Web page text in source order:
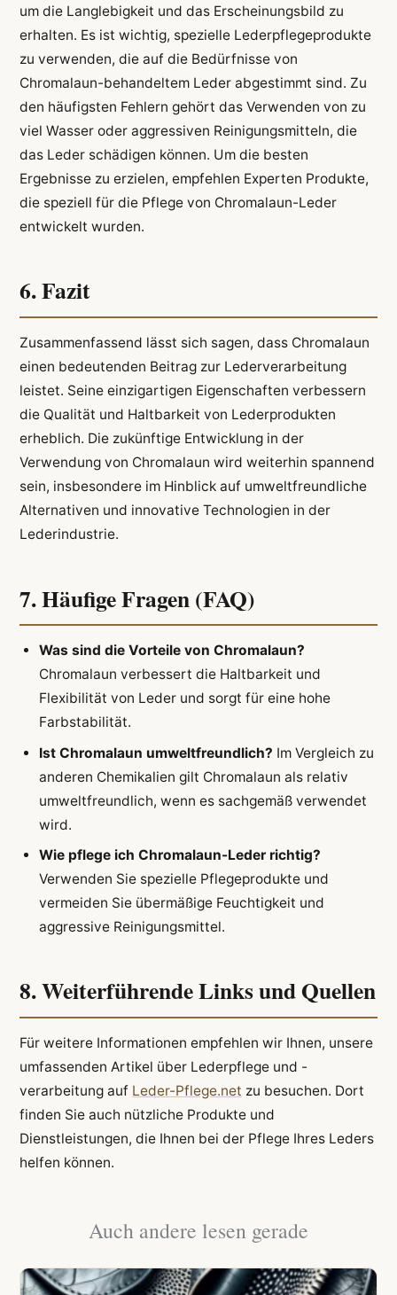
um die Langlebigkeit und das Erscheinungsbild zu
erhalten. Es ist wichtig, spezielle Lederpflegeprodukte
zu verwenden, die auf die Bedürfnisse von
Chromalaun-behandeltem Leder abgestimmt sind. Zu
den häufigsten Fehlern gehört das Verwenden von zu
viel Wasser oder aggressiven Reinigungsmitteln, die
das Leder schädigen können. Um die besten
Ergebnisse zu erzielen, empfehlen Experten Produkte,
die speziell für die Pflege von Chromalaun-Leder
entwickelt wurden.
6. Fazit
Zusammenfassend lässt sich sagen, dass Chromalaun
einen bedeutenden Beitrag zur Lederverarbeitung
leistet. Seine einzigartigen Eigenschaften verbessern
die Qualität und Haltbarkeit von Lederprodukten
erheblich. Die zukünftige Entwicklung in der
Verwendung von Chromalaun wird weiterhin spannend
sein, insbesondere im Hinblick auf umweltfreundliche
Alternativen und innovative Technologien in der
Lederindustrie.
7. Häufige Fragen (FAQ)
Was sind die Vorteile von Chromalaun?
Chromalaun verbessert die Haltbarkeit und
Flexibilität von Leder und sorgt für eine hohe
Farbstabilität.
Ist Chromalaun umweltfreundlich? Im Vergleich zu
anderen Chemikalien gilt Chromalaun als relativ
umweltfreundlich, wenn es sachgemäß verwendet
wird.
Wie pflege ich Chromalaun-Leder richtig?
Verwenden Sie spezielle Pflegeprodukte und
vermeiden Sie übermäßige Feuchtigkeit und
aggressive Reinigungsmittel.
8. Weiterführende Links und Quellen
Für weitere Informationen empfehlen wir Ihnen, unsere
umfassenden Artikel über Lederpflege und -
verarbeitung auf Leder-Pflege.net zu besuchen. Dort
finden Sie auch nützliche Produkte und
Dienstleistungen, die Ihnen bei der Pflege Ihres Leders
helfen können.
Auch andere lesen gerade